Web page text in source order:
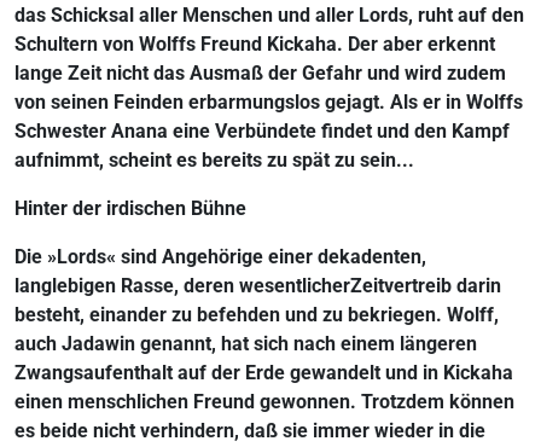
das Schicksal aller Menschen und aller Lords, ruht auf den
Schultern von Wolffs Freund Kickaha. Der aber erkennt
lange Zeit nicht das Ausmaß der Gefahr und wird zudem
von seinen Feinden erbarmungslos gejagt. Als er in Wolffs
Schwester Anana eine Verbündete findet und den Kampf
aufnimmt, scheint es bereits zu spät zu sein...
Hinter der irdischen Bühne
Die »Lords« sind Angehörige einer dekadenten,
langlebigen Rasse, deren wesentlicherZeitvertreib darin
besteht, einander zu befehden und zu bekriegen. Wolff,
auch Jadawin genannt, hat sich nach einem längeren
Zwangsaufenthalt auf der Erde gewandelt und in Kickaha
einen menschlichen Freund gewonnen. Trotzdem können
es beide nicht verhindern, daß sie immer wieder in die